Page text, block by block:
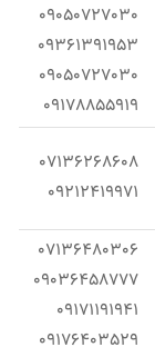
09050727030
09361391953
09050727030
09178855919
07136268608
09212419971
07136480306
09036458777
09171191941
09176403529